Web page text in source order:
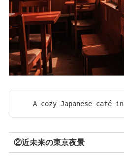
A cozy Japanese
②近未来の東京夜景